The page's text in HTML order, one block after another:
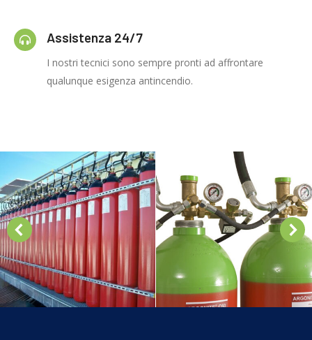
Assistenza 24/7
I nostri tecnici sono sempre pronti ad affrontare
qualunque esigenza antincendio.